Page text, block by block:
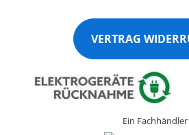
VERTRAG
Ein